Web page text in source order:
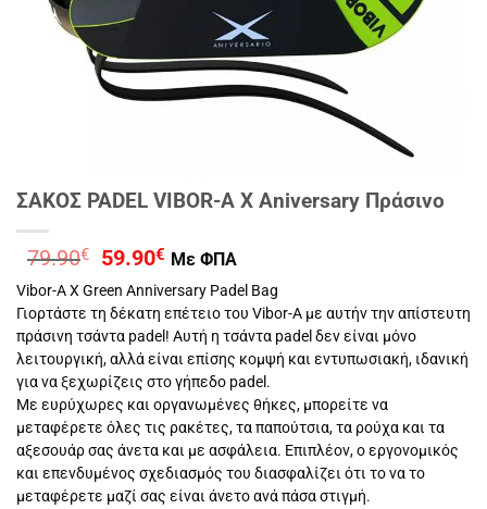
ΣΑΚΟΣ PADEL VIBOR-A Χ Aniversary Πράσινο
79.90€
Original
price
was:
79.90€.
59.90€ Η
τρέχουσα
τιμή
είναι:
59.90€.
Με ΦΠΑ
Vibor-A X Green Anniversary Padel Bag
Γιορτάστε τη δέκατη επέτειο του Vibor-A με αυτήν την απίστευτη
πράσινη τσάντα padel! Αυτή η τσάντα padel δεν είναι μόνο
λειτουργική, αλλά είναι επίσης κομψή και εντυπωσιακή, ιδανική
για να ξεχωρίζεις στο γήπεδο padel.
Με ευρύχωρες και οργανωμένες θήκες, μπορείτε να
μεταφέρετε όλες τις ρακέτες, τα παπούτσια, τα ρούχα και τα
αξεσουάρ σας άνετα και με ασφάλεια. Επιπλέον, ο εργονομικός
και επενδυμένος σχεδιασμός του διασφαλίζει ότι το να το
μεταφέρετε μαζί σας είναι άνετο ανά πάσα στιγμή.